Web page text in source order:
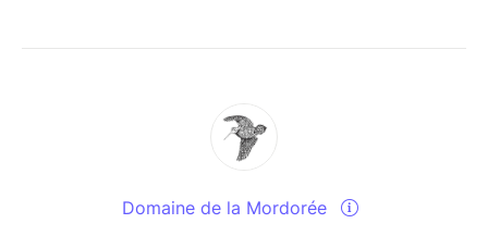
Domaine de la Mordorée